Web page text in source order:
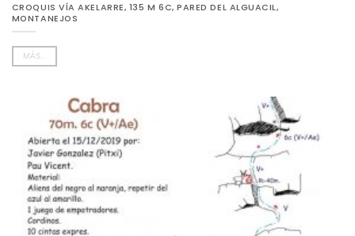
CROQUIS VÍA AKELARRE, 135 M 6C, PARED DEL ALGUACIL,
MONTANEJOS
MÁS...